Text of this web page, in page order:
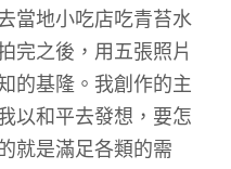
當地小吃店吃青苔水
完之後，用五張照片
的基隆。我創作的主
以和平去發想，要怎
就是滿足各類的需